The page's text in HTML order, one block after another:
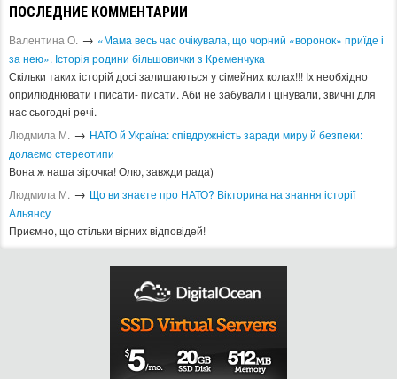
ПОСЛЕДНИЕ КОММЕНТАРИИ
Валентина О. → «Мама весь час очікувала, що чорний «воронок» приїде і
за нею». Історія родини більшовички з Кременчука
Скільки таких історій досі залишаються у сімейних колах!!! Іх необхідно
оприлюднювати і писати- писати. Аби не забували і цінували, звичні для
нас сьогодні речі.
Людмила М. → ​НАТО й Україна: співдружність заради миру й безпеки:
долаємо стереотипи
Вона ж наша зірочка! Олю, завжди рада)
Людмила М. → Що ви знаєте про НАТО? Вікторина на знання історії
Альянсу ​
Приємно, що стільки вірних відповідей!